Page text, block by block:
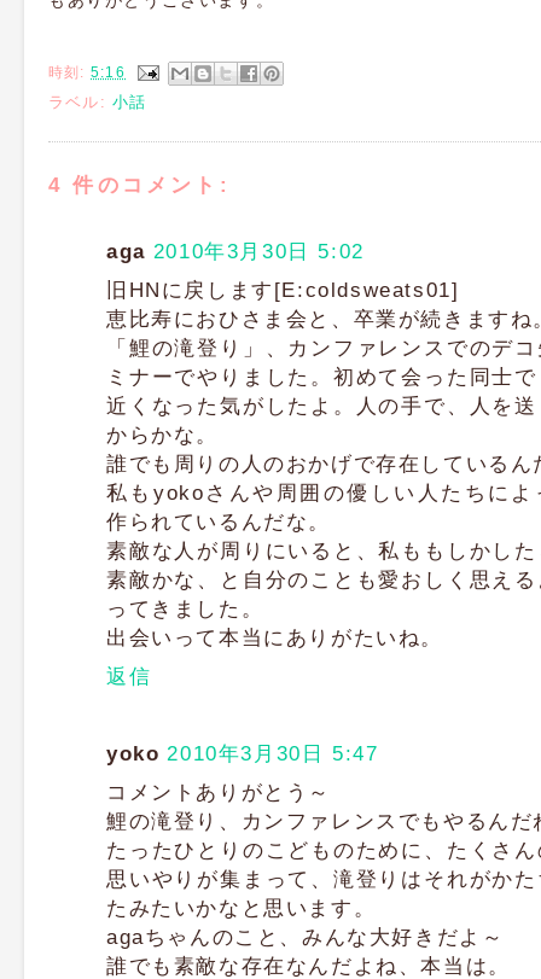
時刻: 5:16
ラベル:小話
4 件のコメント:
aga 2010年3月30日 5:02
旧HNに戻します[E:coldsweats01]
恵比寿におひさま会と、卒業が続きますね
「鯉の滝登り」、カンファレンスでのデ
ミナーでやりました。初めて会った同士
近くなった気がしたよ。人の手で、人を
からかな。
誰でも周りの人のおかげで存在しているん
私もyokoさんや周囲の優しい人たちによ
作られているんだな。
素敵な人が周りにいると、私ももしかし
素敵かな、と自分のことも愛おしく思え
ってきました。
出会いって本当にありがたいね。
返信
yoko 2010年3月30日 5:47
コメントありがとう～
鯉の滝登り、カンファレンスでもやるんだ
たったひとりのこどものために、たくさ
思いやりが集まって、滝登りはそれがか
たみたいかなと思います。
agaちゃんのこと、みんな大好きだよ～
誰でも素敵な存在なんだよね、本当は。